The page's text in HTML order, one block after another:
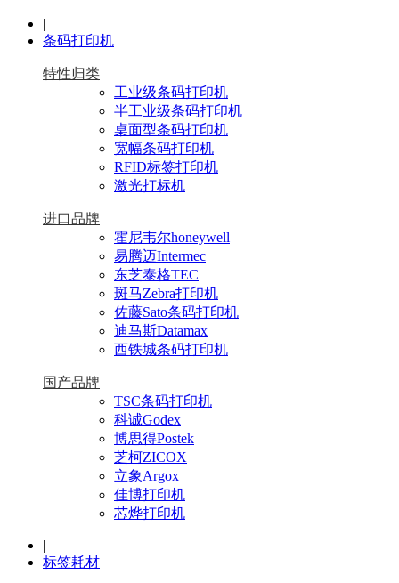
|
条码打印机
特性归类
工业级条码打印机
半工业级条码打印机
桌面型条码打印机
宽幅条码打印机
RFID标签打印机
激光打标机
进口品牌
霍尼韦尔honeywell
易腾迈Intermec
东芝泰格TEC
斑马Zebra打印机
佐藤Sato条码打印机
迪马斯Datamax
西铁城条码打印机
国产品牌
TSC条码打印机
科诚Godex
博思得Postek
芝柯ZICOX
立象Argox
佳博打印机
芯烨打印机
|
标签耗材